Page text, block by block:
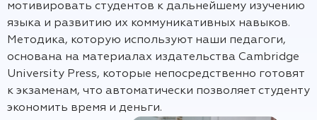
мотивировать студентов к дальнейшему изучению
языка и развитию их коммуникативных навыков.
Методика, которую используют наши педагоги,
основана на материалах издательства Cambridge
University Press, которые непосредственно готовят
к экзаменам, что автоматически позволяет студенту
экономить время и деньги.